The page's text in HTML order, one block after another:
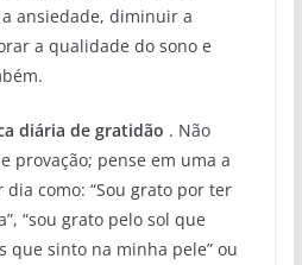
ansiedade, diminuir a
a qualidade do sono e
diária de gratidão . Não
provação; pense em uma a
como: “Sou grato por ter
“sou grato pelo sol que
que sinto na minha pele” ou